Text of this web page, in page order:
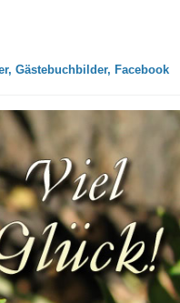
Gästebuchbilder, Facebook